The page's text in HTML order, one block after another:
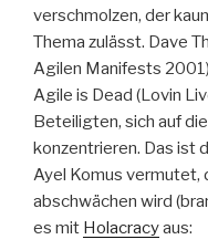
verschmolzen, der
Thema zulässt. Dave
Agilen Manifests
Agile is Dead (Lovin
Beteiligten, sich auf
konzentrieren. Das ist
Ayel Komus vermutet,
abschwächen wird
es mit Holacracyaus: